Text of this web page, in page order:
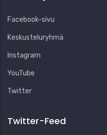
Facebook-sivu
Keskusteluryhmä
Instagram
YouTube
Twitter
Twitter-Feed